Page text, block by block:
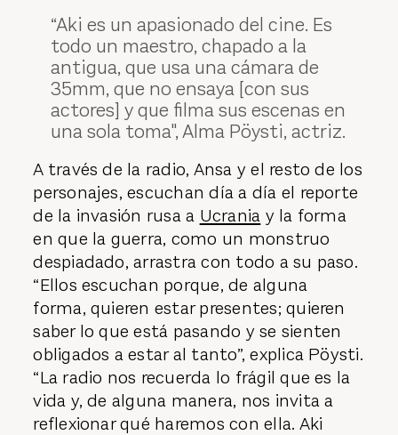
“Aki es un apasionado del cine. Es
todo un maestro, chapado a la
antigua, que usa una cámara de
35mm, que no ensaya [con sus
actores] y que filma sus escenas en
una sola toma", Alma Pöysti, actriz.
A través de la radio, Ansa y el resto de los
personajes, escuchan día a día el reporte
de la invasión rusa a Ucrania y la forma
en que la guerra, como un monstruo
despiadado, arrastra con todo a su paso.
“Ellos escuchan porque, de alguna
forma, quieren estar presentes; quieren
saber lo que está pasando y se sienten
obligados a estar al tanto”, explica Pöysti.
“La radio nos recuerda lo frágil que es la
vida y, de alguna manera, nos invita a
reflexionar qué haremos con ella. Aki